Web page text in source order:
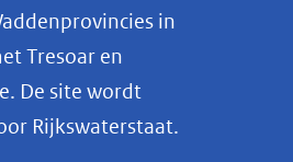
in
Tresoar en
De site wordt
Rijkswaterstaat.